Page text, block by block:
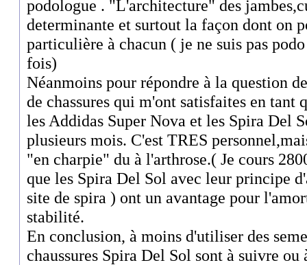
podologue . "L'architecture" des
determinante et surtout la façon dont on
particulière à chacun ( je ne suis pas
fois)
Néanmoins pour répondre à la question
de chassures qui m'ont satisfaites en tant
les Addidas Super Nova et les Spira Del
plusieurs mois. C'est TRES
"en charpie" du à l'arthrose.( Je cours
que les Spira Del Sol avec leur principe
site de spira ) ont un avantage pour
stabilité.
En conclusion, à moins d'utiliser des
chaussures Spira Del Sol sont à suivre ou